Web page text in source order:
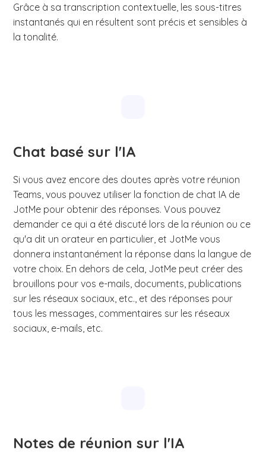
Grâce à sa transcription contextuelle, les sous-titres
instantanés qui en résultent sont précis et sensibles à
la tonalité.
Chat basé sur l'IA
Si vous avez encore des doutes après votre réunion
Teams, vous pouvez utiliser la fonction de chat IA de
JotMe pour obtenir des réponses. Vous pouvez
demander ce qui a été discuté lors de la réunion ou ce
qu'a dit un orateur en particulier, et JotMe vous
donnera instantanément la réponse dans la langue de
votre choix. En dehors de cela, JotMe peut créer des
brouillons pour vos e-mails, documents, publications
sur les réseaux sociaux, etc., et des réponses pour
tous les messages, commentaires sur les réseaux
sociaux, e-mails, etc.
Notes de réunion sur l'IA